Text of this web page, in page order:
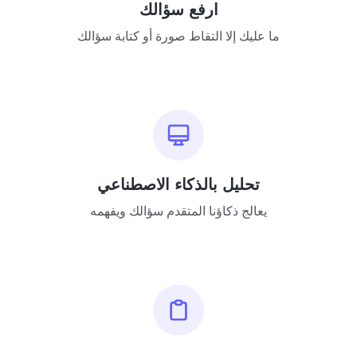
ارفع سؤالك
ما عليك إلا التقاط صورة أو كتابة سؤالك
تحليل بالذكاء الاصطناعي
يعالج ذكاؤنا المتقدم سؤالك ويفهمه